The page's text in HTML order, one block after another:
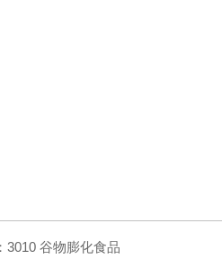
3010 谷物膨化食品